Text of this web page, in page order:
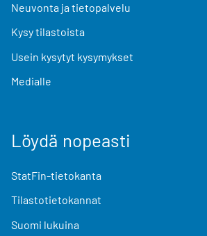
Neuvonta ja tietopalvelu
Kysy tilastoista
Usein kysytyt kysymykset
Medialle
Löydä nopeasti
StatFin-tietokanta
Tilastotietokannat
Suomi lukuina